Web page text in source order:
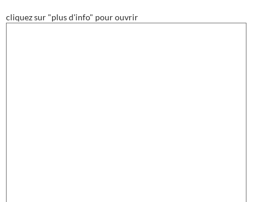
cliquez sur "plus d'info" pour ouvrir